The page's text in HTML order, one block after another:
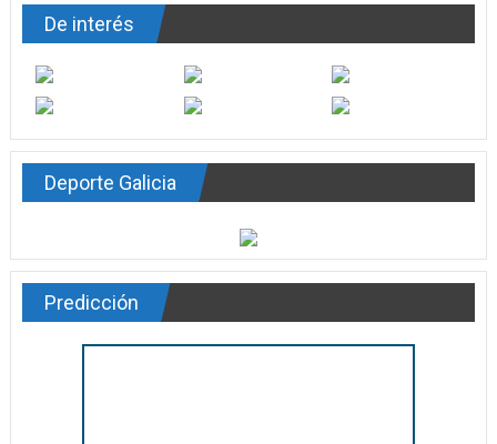
De interés
Deporte Galicia
Predicción